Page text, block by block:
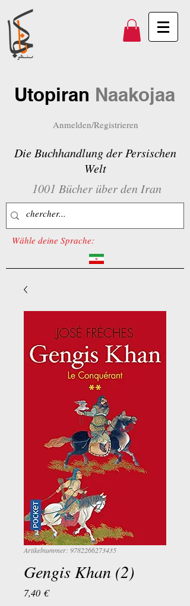
Utopiran Naakojaa
Anmelden/Registrieren
Die Buchhandlung der Persischen
Welt
1001 Bücher über den Iran
Wähle deine Sprache:
Artikelnummer: 9782266273435
Gengis Khan (2)
7,40 €Preis